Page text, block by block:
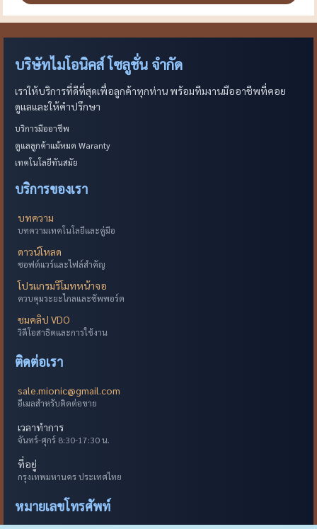
บริษัทไมโอนิคส์ โซลูชั่น จำกัด
เราให้บริการที่ดีที่สุดเพื่อลูกค้าทุกท่าน พร้อมทีมงานมืออาชีพที่คอย
ดูแลและให้คำปรึกษา
บริการมืออาชีพ
ดูแลลูกค้าแม้หมด Waranty
เทคโนโลยีทันสมัย
บริการของเรา
บทความ
บทความเทคโนโลยีและคู่มือ
ดาวน์โหลด
ซอฟต์แวร์และไฟล์สำคัญ
โปรแกรมรีโมทหน้าจอ
ควบคุมระยะไกลและซัพพอร์ต
ชมคลิป VDO
วิดีโอสาธิตและการใช้งาน
ติดต่อเรา
sale.mionic@gmail.com
อีเมลสำหรับติดต่อขาย
เวลาทำการ
จันทร์-ศุกร์ 8:30-17:30 น.
ที่อยู่
กรุงเทพมหานคร ประเทศไทย
หมายเลขโทรศัพท์